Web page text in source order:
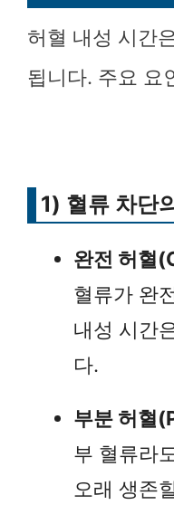
허혈 내성 시간
됩니다. 주요 요
1) 혈류 차단
완전 허혈
혈류가 완
내성 시간
다.
부분 허혈
부 혈류라
오래 생존